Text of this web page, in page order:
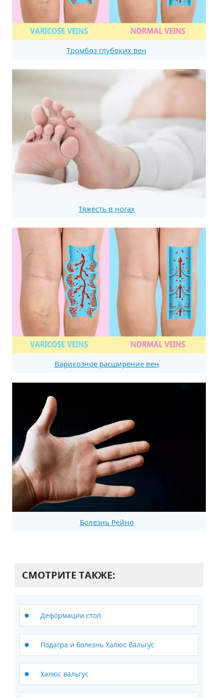
Тромбоз глубоких вен
Тяжесть в ногах
Варикозное расширение вен
Болезнь Рейно
СМОТРИТЕ ТАКЖЕ:
Деформации стоп
Подагра и болезнь Халюс Вальгус
Халюс вальгус